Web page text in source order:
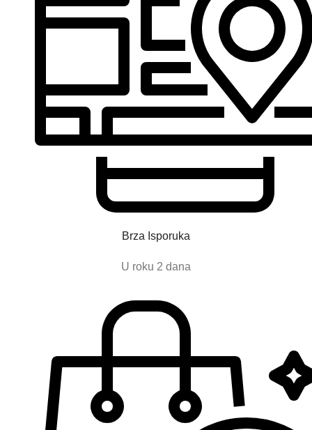
Brza Isporuka
U roku 2 dana